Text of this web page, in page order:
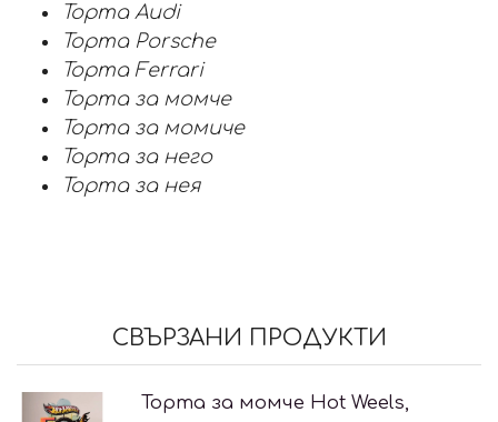
Торта Audi
Торта Porsche
Торта Ferrari
Торта за момче
Торта за момиче
Торта за него
Торта за нея
СВЪРЗАНИ ПРОДУКТИ
Торта за момче Hot Weels,